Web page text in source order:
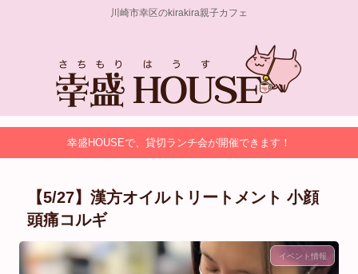
川崎市幸区のkirakira親子カフェ
幸盛HOUSEで、貸切ランチ会が開催できます！
【5/27】⁡漢方オイルトリートメント 小顔
頭痛コルギ
イベント情報